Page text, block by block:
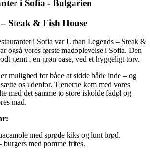
Steak & Fish House
i Sofia var Urban Legends – Steak &
også vores første madoplevelse i Sofia. Den
gemt i en grøn oase, ved et hyggeligt torv.
mulighed for både at sidde både inde – og
os udenfor. Tjenerne kom med vores
med det samme to store iskolde fadøl og
mad.
med sprøde kiks og lunt brød.
burgers med pomme frites.